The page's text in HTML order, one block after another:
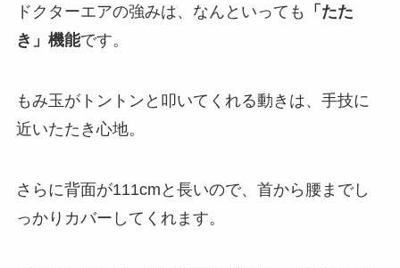
ドクターエアの強みは、なんといっても
「たた
き」機能です。
もみ玉がトントンと叩いてくれる動きは、手技に
近いたたき心地。
さらに背面が111cmと長いので、首から腰までし
っかりカバーしてくれます。